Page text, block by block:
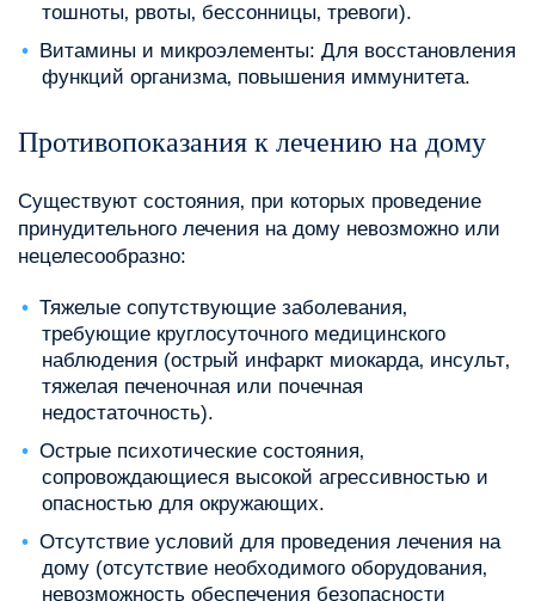
тошноты‚ рвоты‚ бессонницы‚ тревоги).
Витамины и микроэлементы: Для восстановления
функций организма‚ повышения иммунитета.
Противопоказания к лечению на дому
Существуют состояния‚ при которых проведение
принудительного лечения на дому невозможно или
нецелесообразно:
Тяжелые сопутствующие заболевания‚
требующие круглосуточного медицинского
наблюдения (острый инфаркт миокарда‚ инсульт‚
тяжелая печеночная или почечная
недостаточность).
Острые психотические состояния‚
сопровождающиеся высокой агрессивностью и
опасностью для окружающих.
Отсутствие условий для проведения лечения на
дому (отсутствие необходимого оборудования‚
невозможность обеспечения безопасности